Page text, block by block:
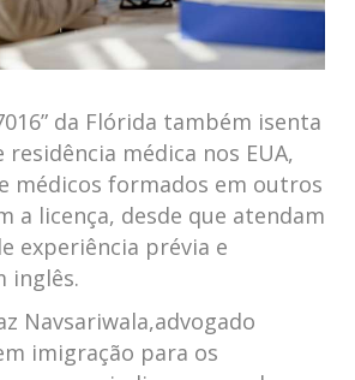
da ‌Flórida também isenta
médica nos EUA,
médicos formados em outros
⁤a licença, desde que atendam⁢
experiência prévia e
inglês.
Navsariwala,advogado
imigração para os‌